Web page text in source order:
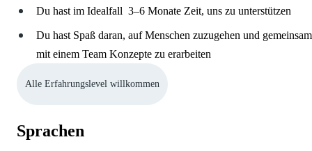
Du hast im Idealfall 3–6 Monate Zeit, uns zu unterstützen
Du hast Spaß daran, auf Menschen zuzugehen und gemeinsam
mit einem Team Konzepte zu erarbeiten
Alle Erfahrungslevel willkommen
Sprachen